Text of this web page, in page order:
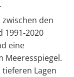
den
1991-2020
eine
Meeresspiegel.
Lagen